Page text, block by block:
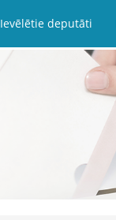
Ievēlētie deputāti